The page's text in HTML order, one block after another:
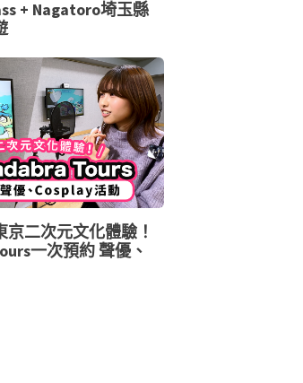
+ Nagatoro埼玉縣
京二次元文化體驗！
一次預約 聲優、